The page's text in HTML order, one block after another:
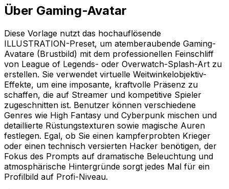
Über Gaming-Avatar
Diese Vorlage nutzt das hochauflösende
ILLUSTRATION-Preset, um atemberaubende Gaming-
Avatare (Brustbild) mit dem professionellen Feinschliff
von League of Legends- oder Overwatch-Splash-Art zu
erstellen. Sie verwendet virtuelle Weitwinkelobjektiv-
Effekte, um eine imposante, kraftvolle Präsenz zu
schaffen, die auf Streamer und kompetitive Spieler
zugeschnitten ist. Benutzer können verschiedene
Genres wie High Fantasy und Cyberpunk mischen und
detaillierte Rüstungstexturen sowie magische Auren
festlegen. Egal, ob Sie einen kampferprobten Krieger
oder einen technisch versierten Hacker benötigen, der
Fokus des Prompts auf dramatische Beleuchtung und
atmosphärische Hintergründe sorgt jedes Mal für ein
Profilbild auf Profi-Niveau.